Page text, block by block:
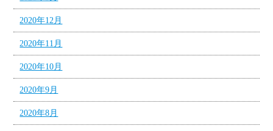
2020年12月
2020年11月
2020年10月
2020年9月
2020年8月